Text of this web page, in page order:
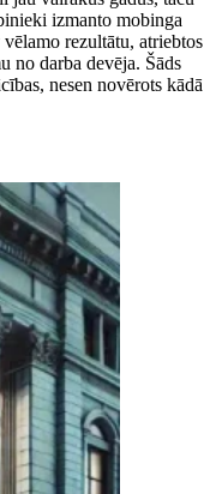
izmanto mobinga
rezultātu, atriebtos
no darba devēja. Šāds
nesen novērots kādā